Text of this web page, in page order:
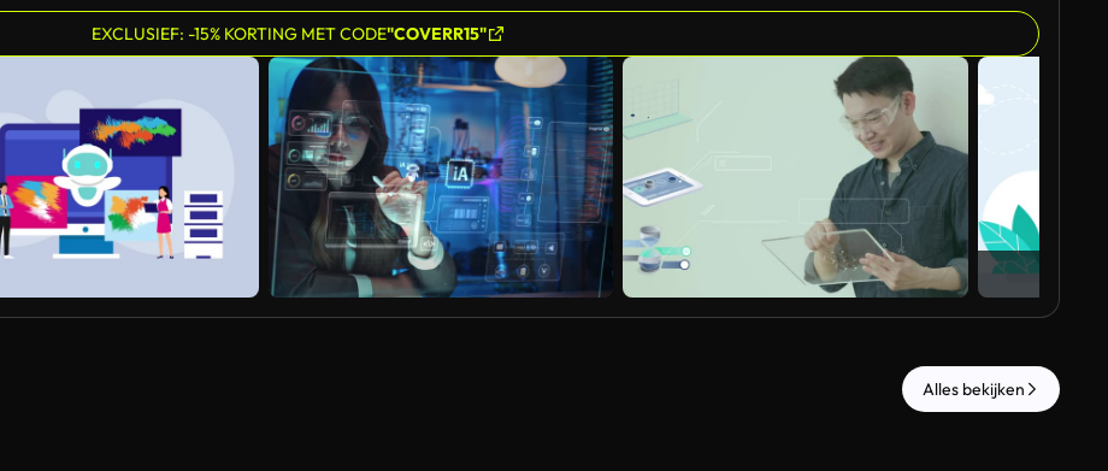
EXCLUSIEF: -15% KORTING MET CODE"COVERR15"
Alles bekijken